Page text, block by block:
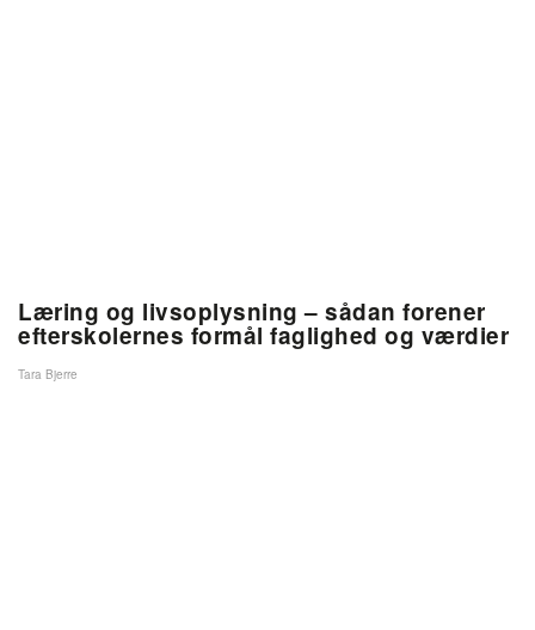
Læring og livsoplysning – sådan forener
efterskolernes formål faglighed og værdier
Tara Bjerre